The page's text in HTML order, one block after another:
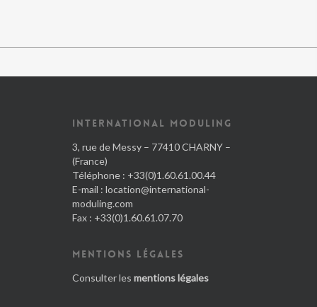
INTERNATIONAL MODULING
3, rue de Messy – 77410 CHARNY –
(France)
Téléphone : +33(0)1.60.61.00.44
E-mail : location@international-
moduling.com
Fax : +33(0)1.60.61.07.70
MENTIONS LÉGALES
Consulter les mentions légales